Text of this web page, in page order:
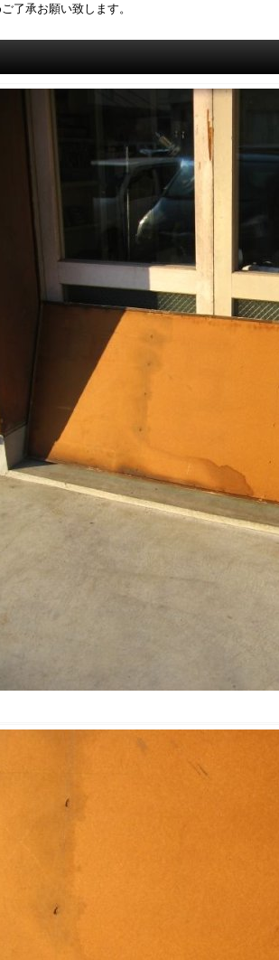
了承お願い致します。